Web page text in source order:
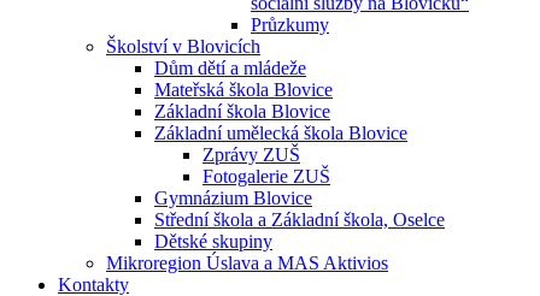
Průzkumy
Školství v Blovicích
Dům dětí a mládeže
Mateřská škola Blovice
Základní škola Blovice
Základní umělecká škola Blovice
Zprávy ZUŠ
Fotogalerie ZUŠ
Gymnázium Blovice
Střední škola a Základní škola, Oselce
Dětské skupiny
Mikroregion Úslava a MAS Aktivios
Kontakty